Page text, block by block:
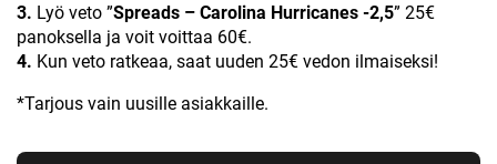
3. Lyö veto ”Spreads – Carolina Hurricanes -2,5” 25€
panoksella ja voit voittaa 60€.
4. Kun veto ratkeaa, saat uuden 25€ vedon ilmaiseksi!
*Tarjous vain uusille asiakkaille.